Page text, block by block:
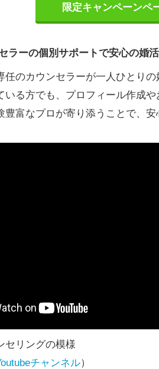
限定キャンペーンペ
ラーの個別サポートで安心の婚活
任のカウンセラーが一人ひとり
いる方でも、プロフィール作成
豊富なプロが寄り添うことで、
セリングの模様
チャンネル）